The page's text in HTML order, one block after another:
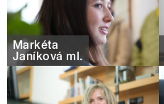
Markéta
Janíková ml.